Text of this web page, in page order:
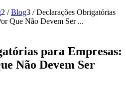
2 / Blog3 / Declarações Obrigatórias
Que Não Devem Ser ...
para Empresas:
Não Devem Ser